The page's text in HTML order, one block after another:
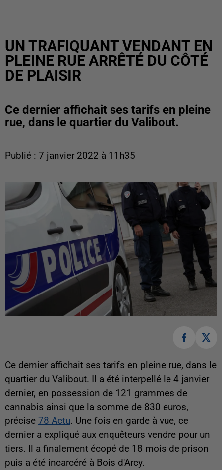
UN TRAFIQUANT VENDANT EN
PLEINE RUE ARRÊTÉ DU CÔTÉ
DE PLAISIR
Ce dernier affichait ses tarifs en pleine
rue, dans le quartier du Valibout.
Publié : 7 janvier 2022 à 11h35
Ce dernier affichait ses tarifs en pleine rue, dans le
quartier du Valibout. Il a été interpellé le 4 janvier
dernier, en possession de 121 grammes de
cannabis ainsi que la somme de 830 euros,
précise 78 Actu. Une fois en garde à vue, ce
dernier a expliqué aux enquêteurs vendre pour un
tiers. Il a finalement écopé de 18 mois de prison
puis a été incarcéré à Bois d'Arcy.